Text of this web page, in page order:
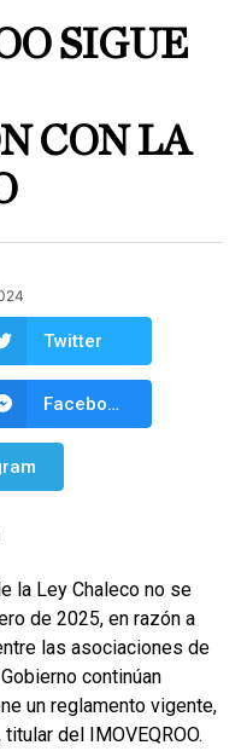
SIGUE
CON LA
Twitter
Facebook Messenger
la Ley Chaleco no se
de 2025, en razón a
las asociaciones de
continúan
un reglamento vigente,
del IMOVEQROO.